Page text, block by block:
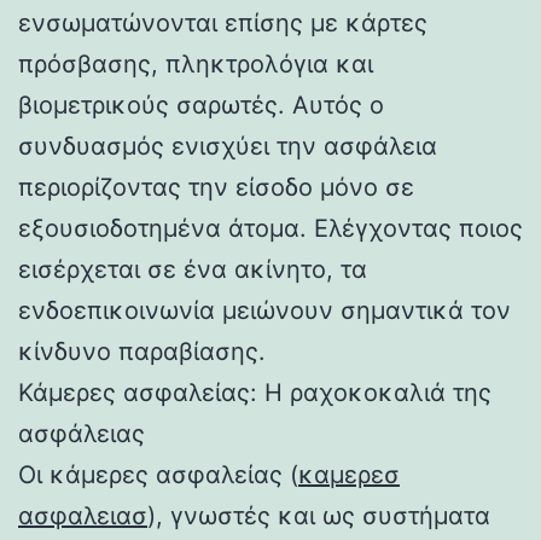
ενσωματώνονται επίσης με κάρτες
πρόσβασης, πληκτρολόγια και
βιομετρικούς σαρωτές. Αυτός ο
συνδυασμός ενισχύει την ασφάλεια
περιορίζοντας την είσοδο μόνο σε
εξουσιοδοτημένα άτομα. Ελέγχοντας ποιος
εισέρχεται σε ένα ακίνητο, τα
ενδοεπικοινωνία μειώνουν σημαντικά τον
κίνδυνο παραβίασης.
Κάμερες ασφαλείας: Η ραχοκοκαλιά της
ασφάλειας
Οι κάμερες ασφαλείας (καμερεσ
ασφαλειασ), γνωστές και ως συστήματα